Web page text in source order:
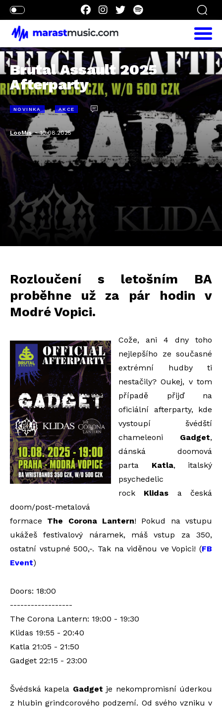
Brutal Assault 2025
Afterparty
NOVINKA AKCE
LooMis-10.08.2025
Rozloučení s letošním BA
proběhne už za pár hodin v
Modré Vopici.
Cože, ani 4 dny toho
nejlepšího ze současné
extrémní hudby ti
nestačily? Oukej, v tom
případě přijď na
oficiální afterparty, kde
vystoupí švédští
chameleoni Gadget,
dánská doomová
parta Katla, italský
psychedelic
rock Klidas a česká
doom/post-metalová
formace The Corona Lantern! Pokud na vstupu
ukážeš festivalový náramek, máš vstup za 350,
ostatní vstupné 500,-. Tak na viděnou ve Vopici! (FB
Event)
Doors: 18:00
------------------
The Corona Lantern: 19:00 - 19:30
Klidas 19:55 - 20:40
Katla 21:05 - 21:50
Gadget 22:15 - 23:00
Švédská kapela Gadget je nekompromisní úderkou
z hlubin grindcorového podzemí. Od svého vzniku v